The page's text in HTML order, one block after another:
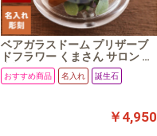
ベアガラスドーム プリザーブ
ドフラワー くまさん サロン 開
店祝い カフェ 名入れ 名前 ハー
ト 名入れギフト お花 花言葉 プ
結婚祝い 新築祝い インテリア
ホワイトデー 母の日】女子 森
おすすめ商品 名入れ 誕生石
￥4,950